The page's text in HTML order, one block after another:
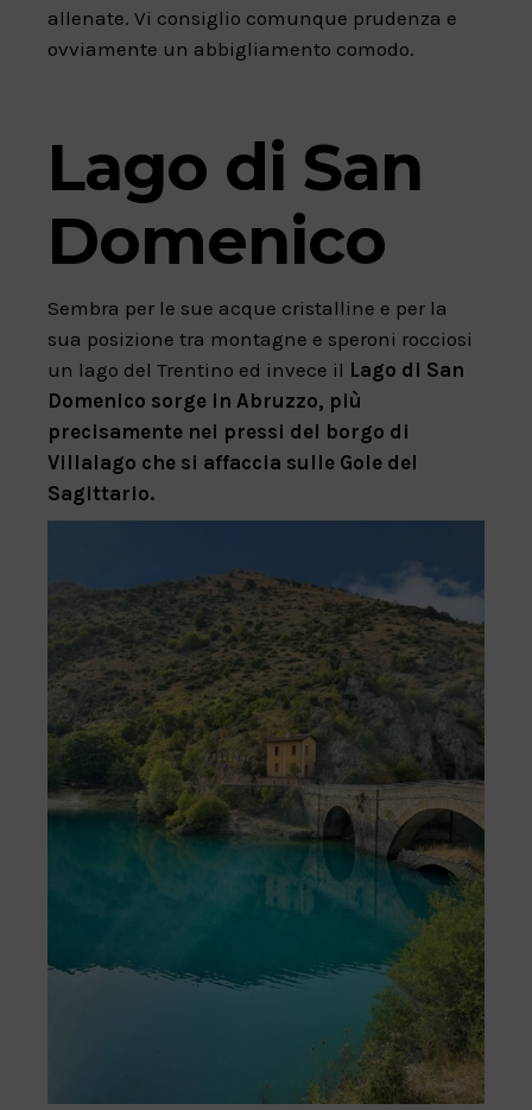
allenate. Vi consiglio comunque prudenza e
ovviamente un abbigliamento comodo.
Lago di San
Domenico
Sembra per le sue acque cristalline e per la
sua posizione tra montagne e speroni rocciosi
un lago del Trentino ed invece il Lago di San
Domenico sorge in Abruzzo, più
precisamente nei pressi del borgo di
Villalago che si affaccia sulle Gole del
Sagittario.